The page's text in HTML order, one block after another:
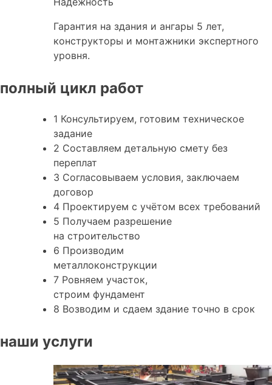
Гарантия на здания и ангары 5 лет,
конструкторы и монтажники экспертного
уровня.
полный цикл работ
1 Консультируем, готовим техническое
задание
2 Составляем детальную смету без
переплат
3 Согласовываем условия, заключаем
договор
4 Проектируем с учётом всех требований
5 Получаем разрешение
на строительство
6 Производим
металлоконструкции
7 Ровняем участок,
строим фундамент
8 Возводим и сдаем здание точно в срок
наши услуги